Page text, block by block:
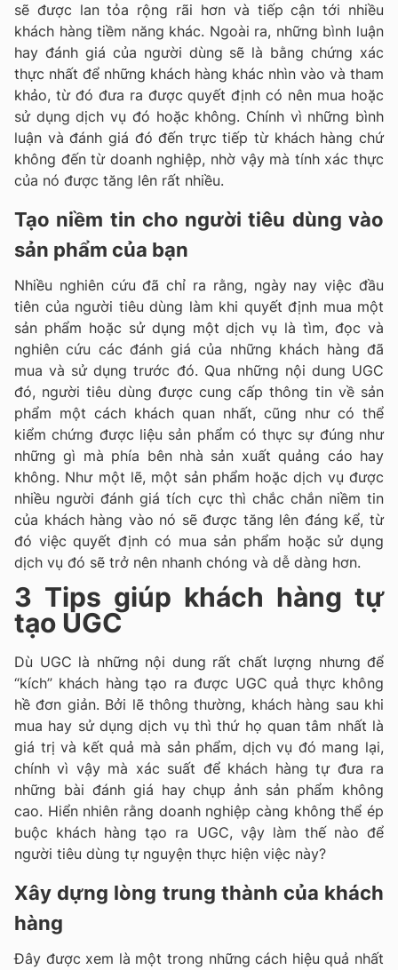
sẽ được lan tỏa rộng rãi hơn và tiếp cận tới nhiều
khách hàng tiềm năng khác. Ngoài ra, những bình luận
hay đánh giá của người dùng sẽ là bằng chứng xác
thực nhất để những khách hàng khác nhìn vào và tham
khảo, từ đó đưa ra được quyết định có nên mua hoặc
sử dụng dịch vụ đó hoặc không. Chính vì những bình
luận và đánh giá đó đến trực tiếp từ khách hàng chứ
không đến từ doanh nghiệp, nhờ vậy mà tính xác thực
của nó được tăng lên rất nhiều.
Tạo niềm tin cho người tiêu dùng vào
sản phẩm của bạn
Nhiều nghiên cứu đã chỉ ra rằng, ngày nay việc đầu
tiên của người tiêu dùng làm khi quyết định mua một
sản phẩm hoặc sử dụng một dịch vụ là tìm, đọc và
nghiên cứu các đánh giá của những khách hàng đã
mua và sử dụng trước đó. Qua những nội dung UGC
đó, người tiêu dùng được cung cấp thông tin về sản
phẩm một cách khách quan nhất, cũng như có thể
kiểm chứng được liệu sản phẩm có thực sự đúng như
những gì mà phía bên nhà sản xuất quảng cáo hay
không. Như một lẽ, một sản phẩm hoặc dịch vụ được
nhiều người đánh giá tích cực thì chắc chắn niềm tin
của khách hàng vào nó sẽ được tăng lên đáng kể, từ
đó việc quyết định có mua sản phẩm hoặc sử dụng
dịch vụ đó sẽ trở nên nhanh chóng và dễ dàng hơn.
3 Tips giúp khách hàng tự
tạo UGC
Dù UGC là những nội dung rất chất lượng nhưng để
“kích” khách hàng tạo ra được UGC quả thực không
hề đơn giản. Bởi lẽ thông thường, khách hàng sau khi
mua hay sử dụng dịch vụ thì thứ họ quan tâm nhất là
giá trị và kết quả mà sản phẩm, dịch vụ đó mang lại,
chính vì vậy mà xác suất để khách hàng tự đưa ra
những bài đánh giá hay chụp ảnh sản phẩm không
cao. Hiển nhiên rằng doanh nghiệp càng không thể ép
buộc khách hàng tạo ra UGC, vậy làm thế nào để
người tiêu dùng tự nguyện thực hiện việc này?
Xây dựng lòng trung thành của khách
hàng
Đây được xem là một trong những cách hiệu quả nhất